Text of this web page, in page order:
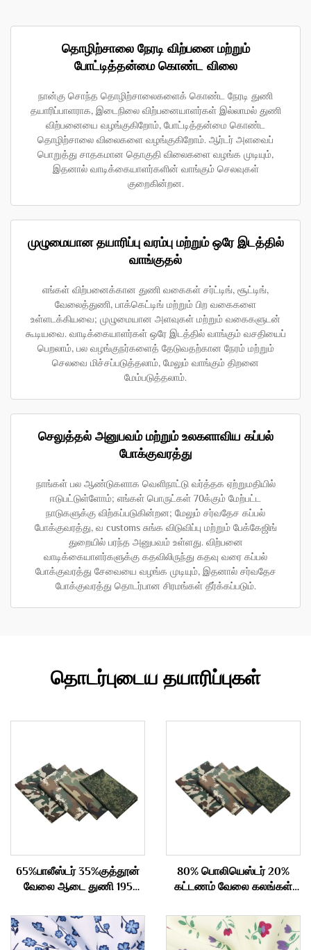
தொழிற்சாலை நேரடி விற்பனை மற்றும்
போட்டித்தன்மை கொண்ட விலை
நான்கு சொந்த தொழிற்சாலைகளைக் கொண்ட நேரடி துணி
தயாரிப்பாளராக, இடைநிலை விற்பனையாளர்கள் இல்லாமல் துணி
விற்பனையை வழங்குகிறோம், போட்டித்தன்மை கொண்ட
தொழிற்சாலை விலைகளை வழங்குகிறோம். ஆர்டர் அளவைப்
பொறுத்து சாதகமான தொகுதி விலைகளை வழங்க முடியும்,
இதனால் வாடிக்கையாளர்களின் வாங்கும் செலவுகள்
குறைகின்றன.
முழுமையான தயாரிப்பு வரம்பு மற்றும் ஒரே இடத்தில்
வாங்குதல்
எங்கள் விற்பனைக்கான துணி வகைகள் சர்ட்டிங், சூட்டிங்,
வேலைத்துணி, பாக்கெட்டிங் மற்றும் பிற வகைகளை
உள்ளடக்கியவை; முழுமையான அளவுகள் மற்றும் வகைகளுடன்
கூடியவை. வாடிக்கையாளர்கள் ஒரே இடத்தில் வாங்கும் வசதியைப்
பெறலாம், பல வழங்குநர்களைத் தேடுவதற்கான நேரம் மற்றும்
செலவை மிச்சப்படுத்தலாம், மேலும் வாங்கும் திறனை
மேம்படுத்தலாம்.
செலுத்தல் அனுபவம் மற்றும் உலகளாவிய கப்பல்
போக்குவரத்து
நாங்கள் பல ஆண்டுகளாக வெளிநாட்டு வர்த்தக ஏற்றுமதியில்
ஈடுபட்டுள்ளோம்; எங்கள் பொருட்கள் 70க்கும் மேற்பட்ட
நாடுகளுக்கு விற்கப்படுகின்றன; மேலும் சர்வதேச கப்பல்
போக்குவரத்து, வ customs சுங்க விடுவிப்பு மற்றும் பேக்கேஜிங்
துறையில் பரந்த அனுபவம் உள்ளது. விற்பனை
வாடிக்கையாளர்களுக்கு கதவிலிருந்து கதவு வரை கப்பல்
போக்குவரத்து சேவையை வழங்க முடியும், இதனால் சர்வதேச
போக்குவரத்து தொடர்பான சிரமங்கள் தீர்க்கப்படும்.
தொடர்புடைய தயாரிப்புகள்
65%பாலீஸ்டர் 35%குத்தூன்
வேலை ஆடை துணி 195
80% பொலியெஸ்டர் 20%
கட்டணம் வேலை கலங்கள்